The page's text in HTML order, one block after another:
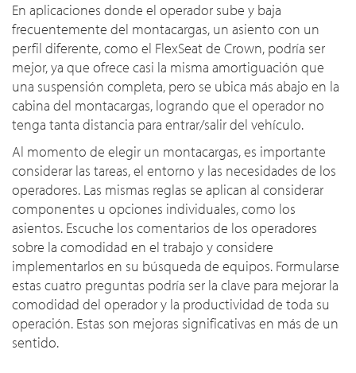
En aplicaciones donde el operador sube y baja
frecuentemente del montacargas, un asiento con un
perfil diferente, como el FlexSeat de Crown, podría ser
mejor, ya que ofrece casi la misma amortiguación que
una suspensión completa, pero se ubica más abajo en la
cabina del montacargas, logrando que el operador no
tenga tanta distancia para entrar/salir del vehículo.
Al momento de elegir un montacargas, es importante
considerar las tareas, el entorno y las necesidades de los
operadores. Las mismas reglas se aplican al considerar
componentes u opciones individuales, como los
asientos. Escuche los comentarios de los operadores
sobre la comodidad en el trabajo y considere
implementarlos en su búsqueda de equipos. Formularse
estas cuatro preguntas podría ser la clave para mejorar la
comodidad del operador y la productividad de toda su
operación. Estas son mejoras significativas en más de un
sentido.